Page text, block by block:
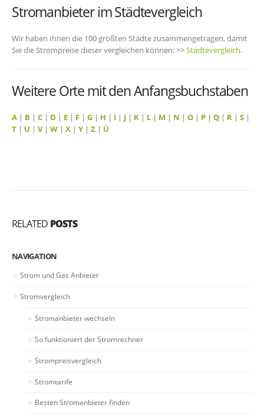
Stromanbieter im Städtevergleich
Wir haben Ihnen die 100 größten Städte zusammengetragen, damit
Sie die Strompreise dieser vergleichen können: >>Städtevergleich.
Weitere Orte mit den Anfangsbuchstaben
A | B | C | D | E | F | G | H | I | J | K | L | M | N | O | P | Q | R | S |
T | U | V| W | X | Y | Z | Ü
RELATED POSTS
NAVIGATION
Strom und Gas Anbieter
Stromvergleich
Stromanbieter wechseln
So funktioniert der Stromrechner
Strompreisvergleich
Stromtarife
Besten Stromanbieter finden